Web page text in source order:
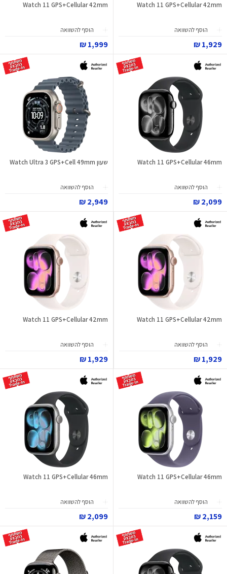
Watch 11 GPS+Cellular 42mm
הוסף להשוואה
1,929 ₪
Watch 11 GPS+Cellular 42mm
הוסף להשוואה
1,999 ₪
Watch 11 GPS+Cellular 46mm
הוסף להשוואה
2,099 ₪
שעון Watch Ultra 3 GPS+Cell 49mm
הוסף להשוואה
2,949 ₪
Watch 11 GPS+Cellular 42mm
הוסף להשוואה
1,929 ₪
Watch 11 GPS+Cellular 42mm
הוסף להשוואה
1,929 ₪
Watch 11 GPS+Cellular 46mm
הוסף להשוואה
2,159 ₪
Watch 11 GPS+Cellular 46mm
הוסף להשוואה
2,099 ₪